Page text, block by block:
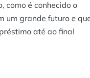
como é conhecido o
um grande futuro e
até ao final